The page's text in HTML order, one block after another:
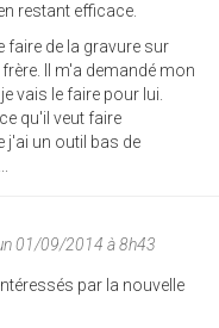
restant efficace.
faire de la gravure sur
Il m'a demandé mon
vais le faire pour lui.
qu'il veut faire
j'ai un outil bas de
01/09/2014 à 8h43
par la nouvelle